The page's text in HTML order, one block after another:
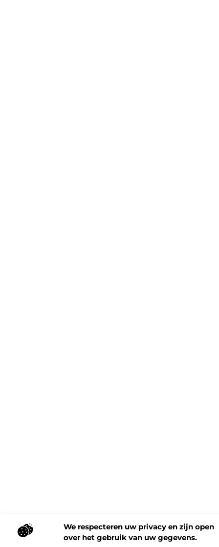
We respecteren uw privacy en zijn open
over het gebruik van uw gegevens.